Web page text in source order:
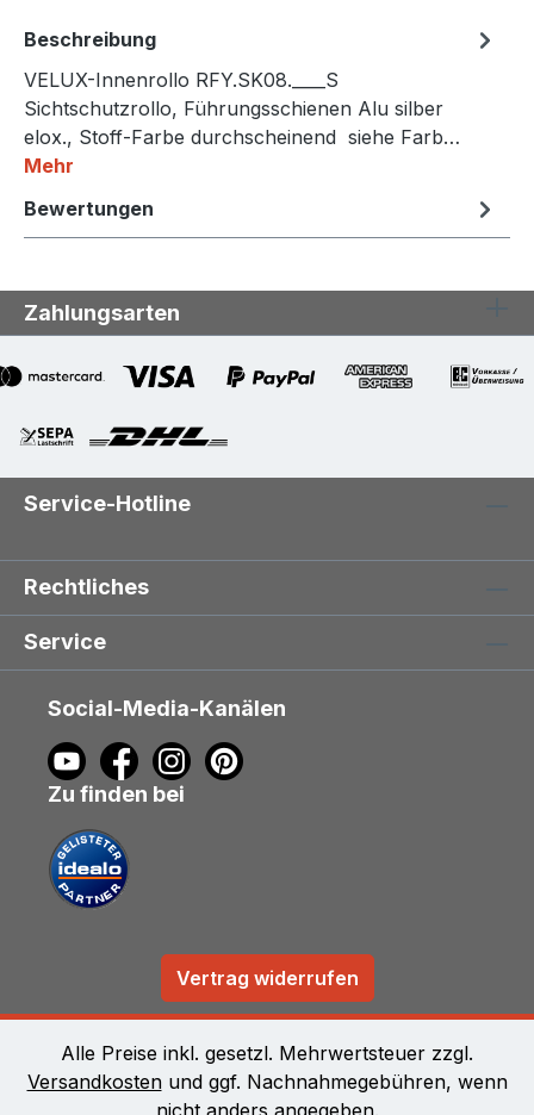
Beschreibung
VELUX-Innenrollo RFY.SK08.____S
Sichtschutzrollo, Führungsschienen Alu silber
elox., Stoff-Farbe durchscheinend siehe Farb…
Mehr
Bewertungen
Zahlungsarten
Service-Hotline
Rechtliches
Service
Social-Media-Kanälen
Zu finden bei
Vertrag widerrufen
Alle Preise inkl. gesetzl. Mehrwertsteuer zzgl.
Versandkostenund ggf. Nachnahmegebühren, wenn